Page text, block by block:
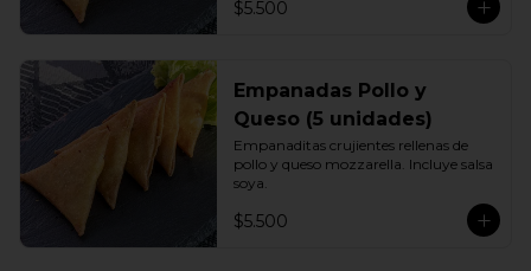
$5.500
Empanadas Pollo y
Queso (5 unidades)
Empanaditas crujientes rellenas de
pollo y queso mozzarella. Incluye salsa
soya.
$5.500